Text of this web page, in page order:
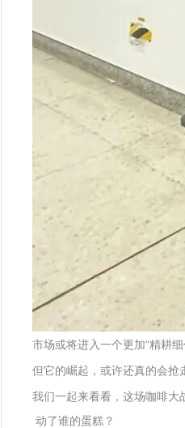
市场或将进入一个更加“精耕
但它的崛起，或许还真的会抢
我们一起来看看，这场咖啡大
动了谁的蛋糕？